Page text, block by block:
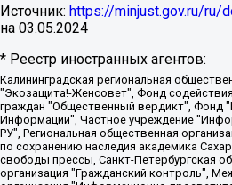
Источник: https://minjust.gov.ru/ru/
на 03.05.2024
* Реестр иностранных агентов:
Калининградская региональная общественная организация "Экозащита!-Женсовет", Фонд содействия защите прав и свобод граждан "Общественный вердикт", Фонд "Институт Развития Свободы Информации", Частное учреждение "Информационное агентство МЕМО. РУ", Региональная общественная организация "Общественная комиссия по сохранению наследия академика Сахарова", Фонд поддержки свободы прессы, Санкт-Петербургская общественная правозащитная организация "Гражданский контроль", Межрегиональная общественная организация "Информационно-просветительский центр "Мемориал", Региональный Фонд "Центр Защиты Прав Средств Массовой Информации", с 05.12.2023 Фонд "Центр Защиты Прав Средств массовой информации", Региональная общественная благотворительная организация помощи беженцам и мигрантам "Гражданское содействие", Негосударственное образовательное учреждение дополнительного профессионального образования (повышение квалификации) специалистов "АКАДЕМИЯ ПО ПРАВАМ ЧЕЛОВЕКА", Свердловская региональная общественная организация "Сутяжник", Автономная некоммерческая организация "Центр независимых социологических исследований", Союз общественных объединений "Российский исследовательский центр по правам человека", Региональное общественное учреждение научно-информационный центр "МЕМОРИАЛ", Некоммерческая организация "Фонд защиты гласности", Автономная некоммерческая организация "Институт прав человека", Городская общественная организация "Екатеринбургское общество "МЕМОРИАЛ", Городская общественная организация "Рязанское историко-просветительское и правозащитное общество "Мемориал" (Рязанский Мемориал), Челябинский региональный орган общественной самодеятельности – женское общественное объединение "Женщины Евразии", Челябинский региональный орган общественной самодеятельности "Уральская правозащитная группа", Фонд содействия защите здоровья и социальной справедливости имени Андрея Рылькова, Автономная Некоммерческая Организация "Аналитический Центр Юрия Левады", Автономная некоммерческая организация социальной поддержки населения "Проект Апрель", Региональная общественная организация помощи женщинам и детям, находящимся в кризисной ситуации "Информационно-методический центр "Анна", Фонд содействия развитию массовых коммуникаций и правовому просвещению "Так-так-Так", Фонд содействия устойчивому развитию "Серебряная тайга", Свердловский региональный общественный фонд социальных проектов "Новое время", "Idel.Реалии", Кавказ.Реалии, Крым.Реалии, Телеканал Настоящее Время, Татаро-башкирская служба Радио Свобода (Azatliq Radiosi), Радио Свободная Европа/Радио Свобода (PCE/PC), "Сибирь.Реалии", "Фактограф", Благотворительный фонд помощи осужденным и их семьям, Автономная некоммерческая организация "Институт глобализации и социальных движений", Фонд "В защиту прав заключенных", Частное учреждение "Центр поддержки и содействия развитию средств массовой информации", Пензенский региональный общественный благотворительный фонд "Гражданский союз", "Север.Реалии", Некоммерческая организация Фонд "Правовая инициатива", Общество с ограниченной ответственностью "Радио Свободная Европа/Радио Свобода", Чешское информационное агентство "MEDIUM-ORIENT", Красноярская региональная общественная организация "Мы против СПИДа", Камалягин Денис Николаевич, Маркелов Сергей Евгеньевич, Пономарев Лев Александрович, Савицкая Людмила Алексеевна, Автономная некоммерческая организация "Центр по работе с проблемой насилия "НАСИЛИЮ.НЕТ", Межрегиональный профессиональный союз работников здравоохранения "Альянс врачей", Юридическое лицо, зарегистрированное в Латвийской Республике, SIA "Medusa Project" (регистрационный номер 40103797863, дата регистрации 10.06.2014), Некоммерческая организация "Фонд по борьбе с коррупцией", Автономная некоммерческая организация "Институт права и публичной политики", Баданин Роман Сергеевич, Гликин Максим Александрович, Железнова Мария Михайловна, Лукьянова Юлия Сергеевна, Маетная Елизавета Витальевна, Маняхин Петр Борисович, Чуракова Ольга Владимировна, Ярош Юлия Петровна, Юридическое лицо "The Insider SIA", зарегистрированное в Риге, Латвийская Республика (дата регистрации 26.06.2015), являющееся администратором доменного имени интернет-издания "The Insider SIA", https://theins.ru, Постернак Алексей Евгеньевич, Рубин Михаил Аркадьевич, Анин Роман Александрович, Юридическое лицо Istories fonds, зарегистрированное в Латвийской Республике (регистрационный номер 50008295751, дата регистрации 24.02.2020), Великовский Дмитрий Александрович, Долинина Ирина Николаевна, Мароховская Алеся Алексеевна, Шлейнов Роман Юрьевич, Шмагун Олеся Валентиновна, Общество с ограниченной ответственностью "Альтаир 2021", Общество с ограниченной ответственностью "Вега 2021", Общество с ограниченной ответственностью "Главный редактор 2021", Общество с ограниченной ответственностью "Ромашки монолит", Важенков Артем Валерьевич, Ивановская областная общественная организация "Центр гендерных исследований", Гурман Юрий Альбертович, Медиапроект "ОВД-Инфо", Егоров Владимир Владимирович, Жилинский Владимир Александрович, Общество с ограниченной ответственностью "ЗП", Иванова София Юрьевна, Карезина Инна Павловна, Кильтау Екатерина Викторовна, Петров Алексей Викторович, Пискунов Сергей Евгеньевич, Смирнов Сергей Сергеевич, Тихонов Михаил Сергеевич, Общество с ограниченной ответственностью "ЖУРНАЛИСТ-ИНОСТРАННЫЙ АГЕНТ", Арапова Галина Юрьевна, Вольтская Татьяна Анатольевна, Американская компания "Mason G.E.S. Anonymous Foundation" (США), являющаяся владельцем интернет-издания https://mnews.world/, Компания "Stichting Bellingcat", зарегистрированная в Нидерландах (дата регистрации 11.07.2018), Захаров Андрей Вячеславович, Клепиковская Екатерина Дмитриевна, Общество с ограниченной ответственностью "МЕМО", Перл Роман Александрович, Симонов Евгений Алексеевич, Соловьева Елена Анатольевна, Сотников Даниил Владимирович, Сурначева Елизавета Дмитриевна, Автономная некоммерческая организация по защите прав человека и информированию населения "Якутия – Наше Мнение", Общество с ограниченной ответственностью "Москоу диджитал медиа", с 26.01.2023 Общество с ограниченной ответственностью "Чайка Белые сады", Ветошкина Валерия Валерьевна, Заговора Максим Александрович, Межрегиональное общественное движение "Российская ЛГБТ - сеть", Оленичев Максим Владимирович, Павлов Иван Юрьевич, Скворцова Елена Сергеевна, Общество с ограниченной ответственностью "Как бы инагент", Кочетков Игорь Викторович, Общество с ограниченной ответственностью "Честные выборы", Еланчик Олег Александрович, Общество с ограниченной ответственностью "Нобелевский призыв", Гималова Регина Эмилевна, Григорьев Андрей Валерьевич, Григорьева Алина Александровна, Ассоциация по содействию защите прав призывников, альтернативнослужащих и военнослужащих "Правозащитная группа "Гражданин.Армия.Право", Хисамова Регина Фаритовна, Автономная некоммерческая организация по реализации социально-правовых программ "Лилит", Дальневосточное общественное движение "Маяк", Санкт-Петербургская ЛГБТ-инициативная группа "Выход", Инициативная группа ЛГБТ+ "Реверс",